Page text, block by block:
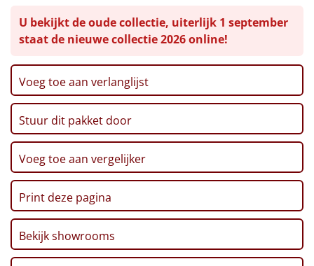
Leuke
Uniek
Alle thema's
Artikel
Hitster NIEUW
Pizzarette
Tas
Dipsticks, 140 gr
Ribbelchips, 90 gr
Pinda's, 100 gr
Nougatreep, 75 gr
Kerstkaart
Voucher Ponycity
Voucher Fletcher hotel
Verpakt in een feestelijke kerstdoos
U bekijkt de oude collectie, uiterlijk 1 september
staat de nieuwe collectie 2026 online!
Voeg toe aan verlanglijst
Stuur dit pakket door
Voeg toe aan vergelijker
Print deze pagina
Bekijk showrooms